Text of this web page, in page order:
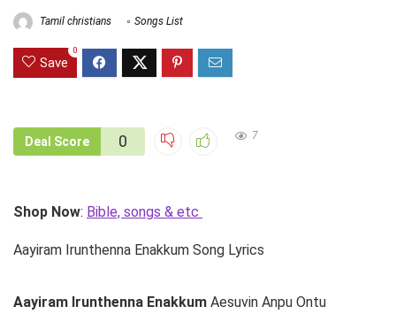
Tamil christians Songs List
Save
0
Deal Score 0 7
Shop Now: Bible, songs & etc
Aayiram Irunthenna Enakkum Song Lyrics
Aayiram Irunthenna Enakkum Aesuvin Anpu Ontu